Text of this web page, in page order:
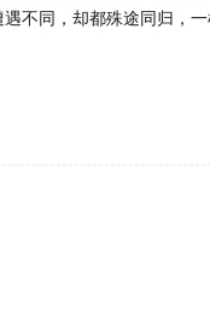
不同，却都殊途同归，